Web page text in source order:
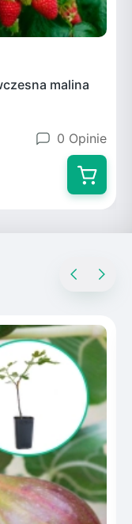
malina
0 Opinie